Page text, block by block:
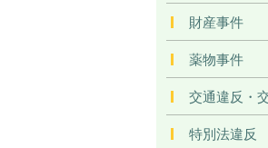
財産事件
薬物事件
交通違反・
特別法違反